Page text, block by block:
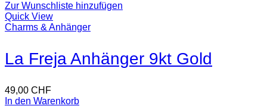
Zur Wunschliste hinzufügen
Quick View
Charms & Anhänger
La Freja Anhänger 9kt Gold
49,00 CHF
In den Warenkorb